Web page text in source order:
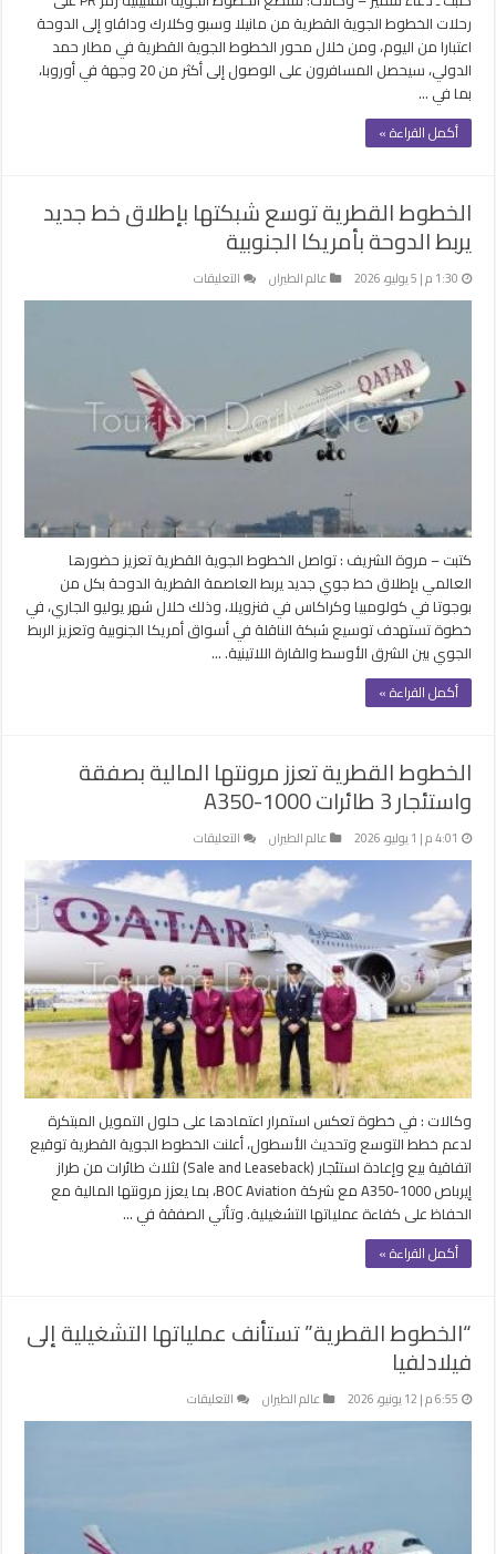
رحلات الخطوط الجوية القطرية من مانيلا وسبو وكلارك وداڤاو إلى الدوحة
اعتبارا من اليوم، ومن خلال محور الخطوط الجوية القطرية في مطار حمد
الدولي، سيحصل المسافرون على الوصول إلى أكثر من 20 وجهة في أوروبا،
بما في …
أكمل القراءة »
الخطوط القطرية توسع شبكتها بإطلاق خط جديد
يربط الدوحة بأمريكا الجنوبية
1:30 م | 5 يوليو، 2026 عالم الطيران التعليقات
الخطوط
بإطلاق
خط
جديد
يربط
الجنوبية
مغلقة
كتبت – مروة الشريف : تواصل الخطوط الجوية القطرية تعزيز حضورها
العالمي بإطلاق خط جوي جديد يربط العاصمة القطرية الدوحة بكل من
بوجوتا في كولومبيا وكراكاس في فنزويلا، وذلك خلال شهر يوليو الجاري، في
خطوة تستهدف توسيع شبكة الناقلة في أسواق أمريكا الجنوبية وتعزيز الربط
الجوي بين الشرق الأوسط والقارة اللاتينية. …
أكمل القراءة »
الخطوط القطرية تعزز مرونتها المالية بصفقة
واستئجار 3 طائرات A350-1000
4:01 م | 1 يوليو، 2026 عالم الطيران التعليقات
الخطوط
القطرية
تعزز
مرونتها
المالية
بصفقة
واستئجار
3
طائرات
A350-
1000
مغلقة
وكالات : في خطوة تعكس استمرار اعتمادها على حلول التمويل المبتكرة
لدعم خطط التوسع وتحديث الأسطول، أعلنت الخطوط الجوية القطرية توقيع
اتفاقية بيع وإعادة استئجار (Sale and Leaseback) لثلاث طائرات من طراز
إيرباص A350-1000 مع شركة BOC Aviation، بما يعزز مرونتها المالية مع
الحفاظ على كفاءة عملياتها التشغيلية. وتأتي الصفقة في …
أكمل القراءة »
“الخطوط القطرية” تستأنف عملياتها التشغيلية إلى
فيلادلفيا
6:55 م | 12 يونيو، 2026 عالم الطيران التعليقات
“الخطوط